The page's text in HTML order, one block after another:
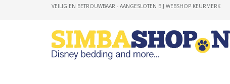
VEILIG EN BETROUWBAAR - AANGESLOTEN BIJ WEBSHOP KEURMERK